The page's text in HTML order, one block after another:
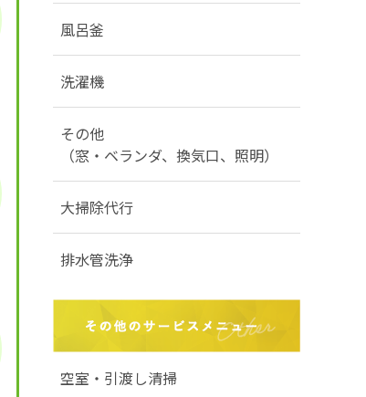
風呂釜
洗濯機
その他
（窓・ベランダ、換気口、照明）
大掃除代行
排水管洗浄
空室・引渡し清掃